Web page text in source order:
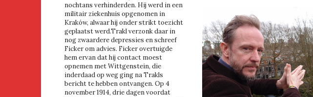
nochtans verhinderden. Hij werd in een
militair ziekenhuis opgenomen in
Kraków, alwaar hij onder strikt toezicht
geplaatst werd.Trakl verzonk daar in
nog zwaardere depressies en schreef
Ficker om advies. Ficker overtuigde
hem ervan dat hij contact moest
opnemen met Wittgenstein, die
inderdaad op weg ging na Trakls
bericht te hebben ontvangen. Op 4
november 1914, drie dagen voordat